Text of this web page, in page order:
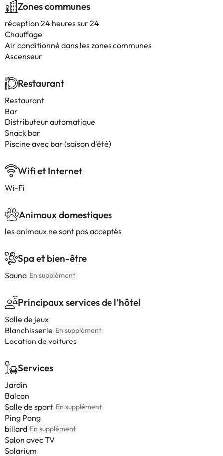
Zones communes
réception 24 heures sur 24
Chauffage
Air conditionné dans les zones communes
Ascenseur
Restaurant
Restaurant
Bar
Distributeur automatique
Snack bar
Piscine avec bar (saison d'été)
Wifi et Internet
Wi-Fi
Animaux domestiques
les animaux ne sont pas acceptés
Spa et bien-être
Sauna En supplément
Principaux services de l'hôtel
Salle de jeux
Blanchisserie En supplément
Location de voitures
Services
Jardin
Balcon
Salle de sport En supplément
Ping Pong
billard En supplément
Salon avec TV
Solarium